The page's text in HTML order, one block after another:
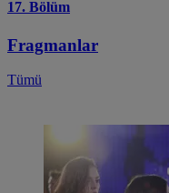
17. Bölüm
Fragmanlar
Tümü